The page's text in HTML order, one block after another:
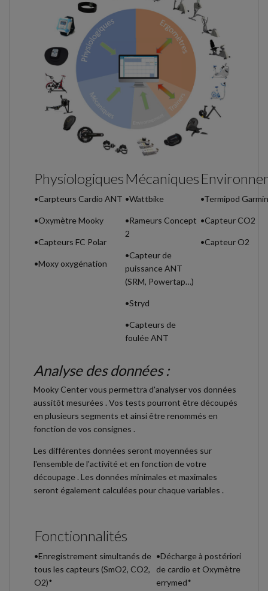
Physiologiques Mécaniques
•Carpteurs Cardio ANT
•Oxymètre Mooky
•Capteurs FC Polar
•Moxy oxygénation
•Wattbike
•Rameurs Concept
2
•Capteur de
puissance ANT
(SRM, Powertap…)
•Stryd
•Capteurs de
foulée ANT
•Termipod Garmin
•Capteur CO2
•Capteur O2
Analyse des données :
Mooky Center vous permettra d'analyser vos données
aussitôt mesurées . Vos tests pourront être découpés
en plusieurs segments et ainsi être renommés en
fonction de vos consignes .
Les différentes données seront moyennées sur
l'ensemble de l'activité et en fonction de votre
découpage . Les données minimales et maximales
seront également calculées pour chaque variables .
Fonctionnalités
•Enregistrement simultanés de
tous les capteurs (SmO2, CO2,
O2)*
•Décharge à postériori
de cardio et Oxymètre
errymed*